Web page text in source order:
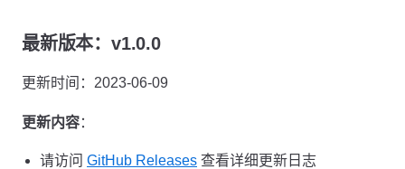
最新版本：v1.0.0
更新时间：2023-06-09
更新内容：
请访问 GitHub Releases 查看详细更新日志